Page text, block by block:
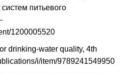
питьевого
1200005520
drinking-water quality, 4th
i/item/9789241549950